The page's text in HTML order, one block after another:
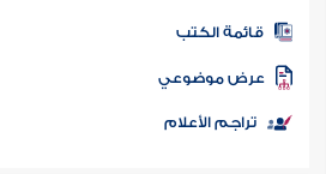
المكتبة
الكتب
موضوعي